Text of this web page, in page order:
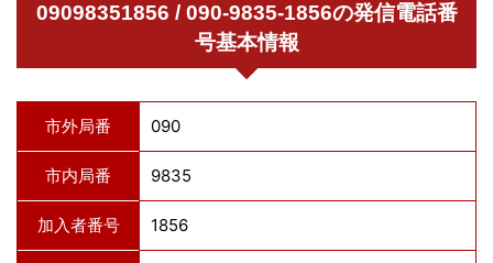
09098351856 / 090-9835-1856の発信電話番
号基本情報
市外局番 090
市内局番 9835
加入者番号 1856